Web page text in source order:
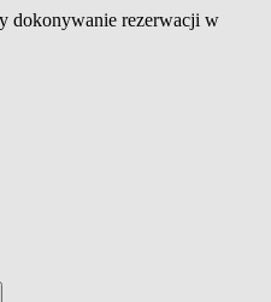
dokonywanie rezerwacji w